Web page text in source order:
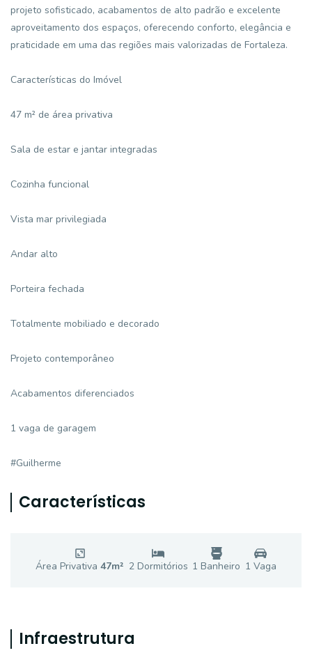
projeto sofisticado, acabamentos de alto padrão e excelente
aproveitamento dos espaços, oferecendo conforto, elegância e
praticidade em uma das regiões mais valorizadas de Fortaleza.
Características do Imóvel
47 m² de área privativa
Sala de estar e jantar integradas
Cozinha funcional
Vista mar privilegiada
Andar alto
Porteira fechada
Totalmente mobiliado e decorado
Projeto contemporâneo
Acabamentos diferenciados
1 vaga de garagem
#Guilherme
Características
Área Privativa47m² 2Dormitórios 1 Banheiro 1 Vaga
Infraestrutura